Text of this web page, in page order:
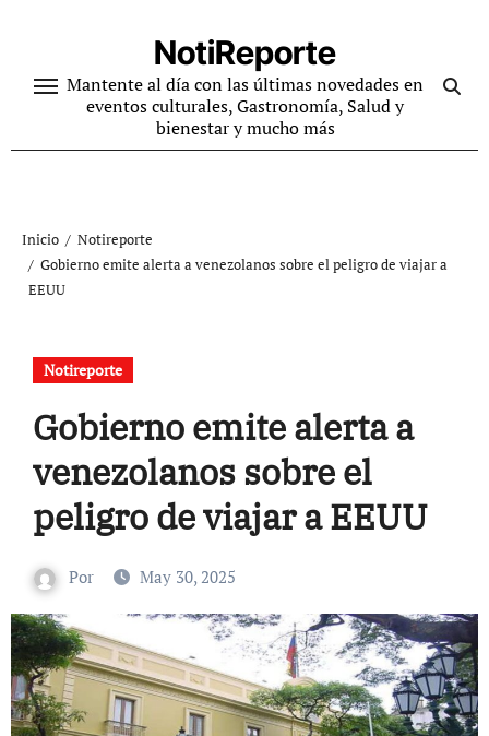
contenido
NotiReporte
Mantente al día con las últimas novedades en
eventos culturales, Gastronomía, Salud y
bienestar y mucho más
Inicio
Notireporte
Gobierno emite alerta a venezolanos sobre el peligro de viajar a
EEUU
Notireporte
Gobierno emite alerta a
venezolanos sobre el
peligro de viajar a EEUU
Por May 30, 2025